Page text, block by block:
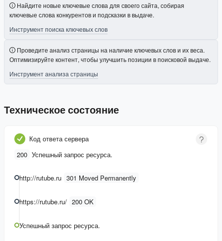
Найдите новые ключевые слова для своего сайта, собирая
ключевые слова конкурентов и подсказки в выдаче.
Инструмент поиска ключевых слов
Проведите анализ страницы на наличие ключевых слов и их веса.
Оптимизируйте контент, чтобы улучшить позиции в поисковой выдаче.
Инструмент анализа страницы
Техническое состояние
Код ответа сервера
200 Успешный запрос ресурса.
http://rutube.ru 301 Moved Permanently
https://rutube.ru/ 200 OK
Успешный запрос ресурса.